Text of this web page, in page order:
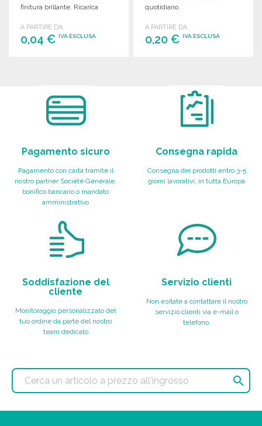
finitura brillante. Ricarica
A PARTIRE DA
0,04 € IVA ESCLUSA
quotidiano.
A PARTIRE DA
0,20 €IVA ESCLUSA
Pagamento sicuro
Pagamento con carta tramite il
nostro partner Société Générale,
bonifico bancario o mandato
amministrativo
Consegna rapida
Consegna dei prodotti entro 3-5
giorni lavorativi, in tutta Europa
Soddisfazione del
cliente
Monitoraggio personalizzato del
tuo ordine da parte del nostro
team dedicato
Servizio clienti
Non esitate a contattare il nostro
servizio clienti via e-mail o
telefono.
